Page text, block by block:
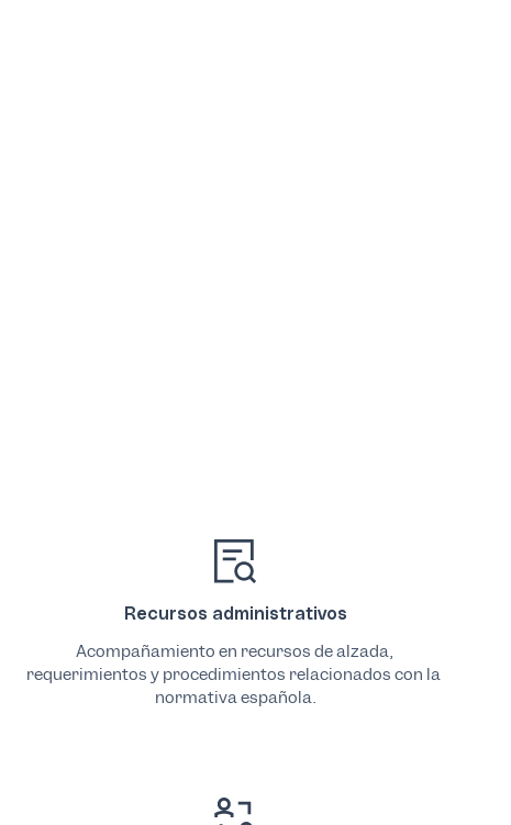
Recursos administrativos
Acompañamiento en recursos de alzada,
requerimientos y procedimientos relacionados con la
normativa española.